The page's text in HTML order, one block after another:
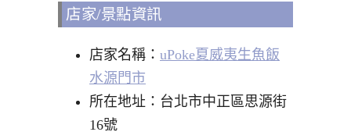
店家/景點資訊
店家名稱： uPoke夏威夷生魚飯
水源門市
所在地址：台北市中正區思源街
16號